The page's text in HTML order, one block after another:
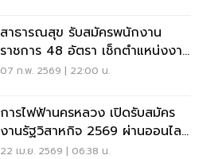
สาธารณสุข รับสมัครพนักงาน
ราชการ 48 อัตรา เช็กตำแหน่งงาน
ได้ที่นี่
07 ก.พ. 2569 | 22:00 น.
การไฟฟ้านครหลวง เปิดรับสมัคร
งานรัฐวิสาหกิจ 2569 ผ่านออนไลน์
เช็คเงื่อนไข
22 เม.ย. 2569 | 06:38 น.